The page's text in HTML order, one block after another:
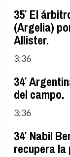
35′ El
(Argelia)
Allister.
3:36
34′
del campo.
3:36
34′ Nabil
recupera la